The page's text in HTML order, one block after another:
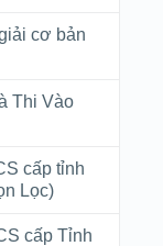
cơ bản
Thi Vào
cấp tỉnh
Lọc)
cấp Tỉnh